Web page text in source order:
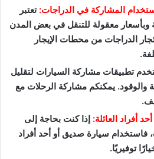
المشاركة في الدراجات: تعتبر
وبأسعار معقولة للتنقل في بعض المدن
الدراجات من محطات الإيجار
تطبيقات مشاركة السيارات لتقليل
والوقود. يمكنكم مشاركة الرحلات مع
أفراد العائلة: إذا كنت بحاجة إلى
فاستخدام سيارة صديق أو أحد أفراد
توفيريًا.